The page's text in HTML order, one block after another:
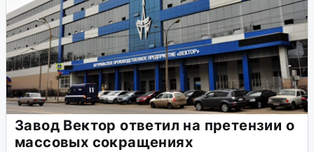
Завод Вектор ответил на претензии о
массовых сокращениях